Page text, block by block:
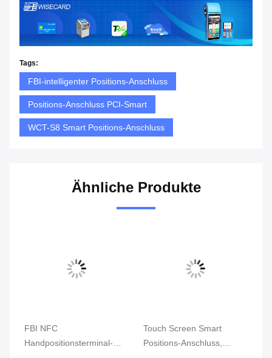
Tags:
FBI-intelligenter Positions-Anschluss
Positions-Anschluss PCI-Smart
WCT-S8 Smart Positions-Anschluss
Ähnliche Produkte
FBI NFC
Handpositionsterminal-
Touch Screen Smart
Positions-Anschluss,